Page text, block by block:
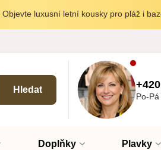
Objevte luxusní letní kousky pro pláž i
Hledat
Po-
Doplňky Plavky